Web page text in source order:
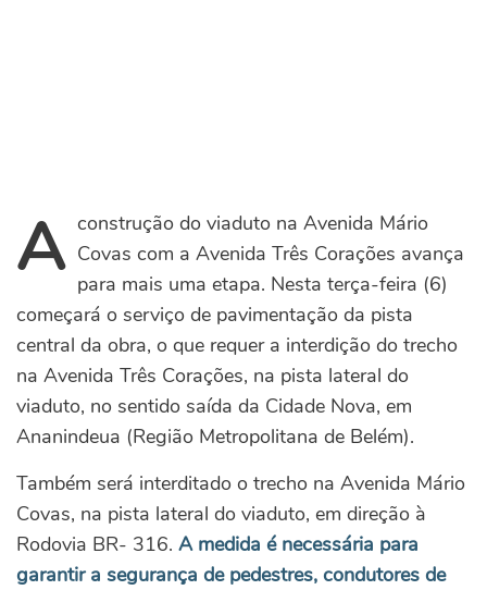
Aconstrução do viaduto na Avenida Mário
Covas com a Avenida Três Corações avança
para mais uma etapa. Nesta terça-feira (6)
começará o serviço de pavimentação da pista
central da obra, o que requer a interdição do trecho
na Avenida Três Corações, na pista lateral do
viaduto, no sentido saída da Cidade Nova, em
Ananindeua (Região Metropolitana de Belém).
Também será interditado o trecho na Avenida Mário
Covas, na pista lateral do viaduto, em direção à
Rodovia BR- 316. A medida é necessária para
garantir a segurança de pedestres, condutores de